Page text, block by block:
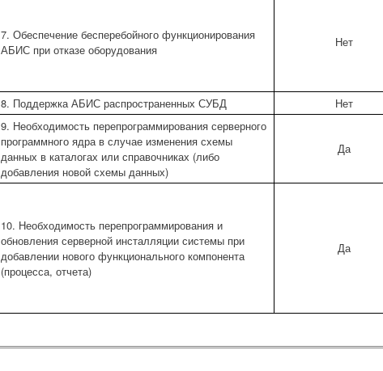
7. Обеспечение бесперебойного функционирования
АБИС при отказе оборудования
Нет
8. Поддержка АБИС распространенных СУБД
Нет
9. Необходимость перепрограммирования серверного
программного ядра в случае изменения схемы
данных в каталогах или справочниках (либо
добавления новой схемы данных)
Да
10. Необходимость перепрограммирования и
обновления серверной инсталляции системы при
добавлении нового функционального компонента
(процесса, отчета)
Да